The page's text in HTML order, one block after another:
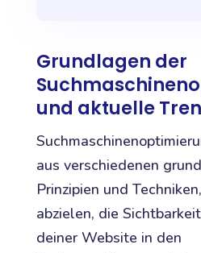
Grundlagen der
und aktuelle
aus verschiedenen
Prinzipien und
abzielen, die
deiner Website in den